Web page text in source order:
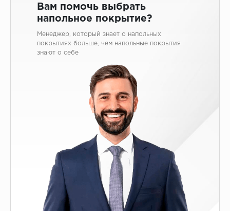
Вам помочь выбрать
напольное покрытие?
Менеджер, который знает о напольных
покрытиях больше, чем напольные покрытия
знают о себе